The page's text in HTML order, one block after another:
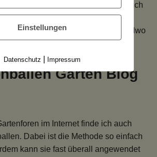
der Bär. Selbstverständlich schaue ich
jeden Gartenzaun, aber den
Strohballengarten kann ich nirgendwo
verbreitet sich der neue Trend.
Garten Blog
im Internet finde ich auch
Dabei ist die Methode so einfach
kann sie fast überall angewendet
Einstellungen
Datenschutz | Impressum